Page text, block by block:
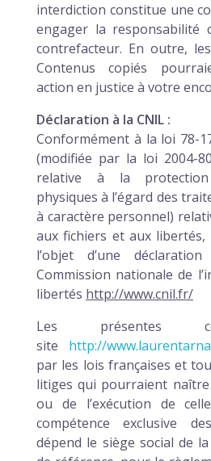
interdiction constitue une
engager la responsabilité
contrefacteur. En outre,
Contenus copiés
action en justice à votre
Déclaration à la CNIL :
Conformément à la loi 78-
(modifiée par la loi 2004-
relative à la
physiques à l’égard des
à caractère personnel)
aux fichiers et aux libertés,
l’objet d’une
Commission nationale de
libertés http://www.cnil.fr/
Les présentes
site http://
par les lois françaises et
litiges qui pourraient
ou de l’exécution de
compétence exclusive
dépend le siège social de